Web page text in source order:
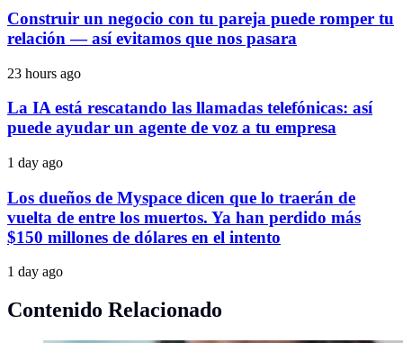
Construir un negocio con tu pareja puede romper tu
relación — así evitamos que nos pasara
23 hours ago
La IA está rescatando las llamadas telefónicas: así
puede ayudar un agente de voz a tu empresa
1 day ago
Los dueños de Myspace dicen que lo traerán de
vuelta de entre los muertos. Ya han perdido más
$150 millones de dólares en el intento
1 day ago
Contenido Relacionado